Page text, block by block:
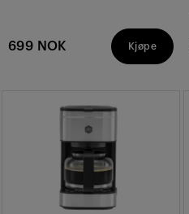
699 NOK Kjøpe